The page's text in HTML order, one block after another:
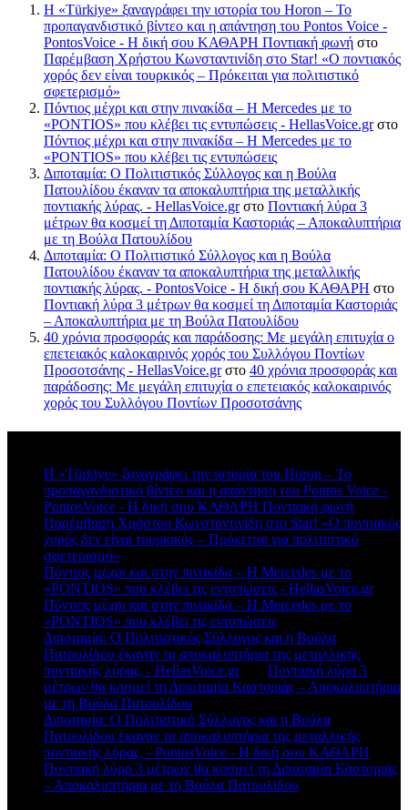
Η «Türkiye» ξαναγράφει την ιστορία του Horon – Το
προπαγανδιστικό βίντεο και η απάντηση του Pontos Voice -
PontosVoice - H δική σου ΚΑΘΑΡΗ Ποντιακή φωνή στο
Παρέμβαση Χρήστου Κωνσταντινίδη στο Star! «Ο ποντιακός
χορός δεν είναι τουρκικός – Πρόκειται για πολιτιστικό
σφετερισμό»
Πόντιος μέχρι και στην πινακίδα – Η Mercedes με το
«PONTIOS» που κλέβει τις εντυπώσεις - HellasVoice.grστο
Πόντιος μέχρι και στην πινακίδα – Η Mercedes με το
«PONTIOS» που κλέβει τις εντυπώσεις
Διποταμία: Ο Πολιτιστικός Σύλλογος και η Βούλα
Πατουλίδου έκαναν τα αποκαλυπτήρια της μεταλλικής
ποντιακής λύρας. - HellasVoice.grστο Ποντιακή λύρα 3
μέτρων θα κοσμεί τη Διποταμία Καστοριάς – Αποκαλυπτήρια
με τη Βούλα Πατουλίδου
Διποταμία: Ο Πολιτιστικό Σύλλογος και η Βούλα
Πατουλίδου έκαναν τα αποκαλυπτήρια της μεταλλικής
ποντιακής λύρας. - PontosVoice - H δική σου ΚΑΘΑΡΗ στο
Ποντιακή λύρα 3 μέτρων θα κοσμεί τη Διποταμία Καστοριάς
– Αποκαλυπτήρια με τη Βούλα Πατουλίδου
40 χρόνια προσφοράς και παράδοσης: Με μεγάλη επιτυχία ο
επετειακός καλοκαιρινός χορός του Συλλόγου Ποντίων
Προσοτσάνης - HellasVoice.grστο 40 χρόνια προσφοράς και
παράδοσης: Με μεγάλη επιτυχία ο επετειακός καλοκαιρινός
χορός του Συλλόγου Ποντίων Προσοτσάνης
Η «Türkiye» ξαναγράφει την ιστορία του Horon – Το
προπαγανδιστικό βίντεο και η απάντηση του Pontos Voice -
PontosVoice - H δική σου ΚΑΘΑΡΗ Ποντιακή φωνή
Παρέμβαση Χρήστου Κωνσταντινίδη στο Star! «Ο ποντιακός
χορός δεν είναι τουρκικός – Πρόκειται για πολιτιστικό
σφετερισμό»
Πόντιος μέχρι και στην πινακίδα – Η Mercedes με το
«PONTIOS» που κλέβει τις εντυπώσεις - HellasVoice.grστο
Πόντιος μέχρι και στην πινακίδα – Η Mercedes με το
«PONTIOS» που κλέβει τις εντυπώσεις
Διποταμία: Ο Πολιτιστικός Σύλλογος και η Βούλα
Πατουλίδου έκαναν τα αποκαλυπτήρια της μεταλλικής
ποντιακής λύρας. - HellasVoice.grστο Ποντιακή λύρα 3
μέτρων θα κοσμεί τη Διποταμία Καστοριάς – Αποκαλυπτήρια
με τη Βούλα Πατουλίδου
Διποταμία: Ο Πολιτιστικό Σύλλογος και η Βούλα
Πατουλίδου έκαναν τα αποκαλυπτήρια της μεταλλικής
ποντιακής λύρας. - PontosVoice - H δική σου ΚΑΘΑΡΗ
Ποντιακή λύρα 3 μέτρων θα κοσμεί τη Διποταμία Καστοριάς
– Αποκαλυπτήρια με τη Βούλα Πατουλίδου